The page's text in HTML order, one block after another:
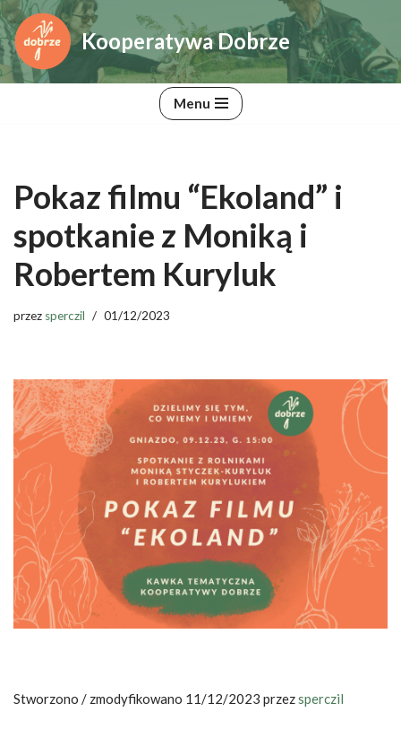
Przejdź
do
Kooperatywa Dobrze
Menu
Pokaz filmu “Ekoland” i
spotkanie z Moniką i
Robertem Kuryluk
przez sperczil 01/12/2023
Stworzono / zmodyfikowano 11/12/2023 przezsperczil